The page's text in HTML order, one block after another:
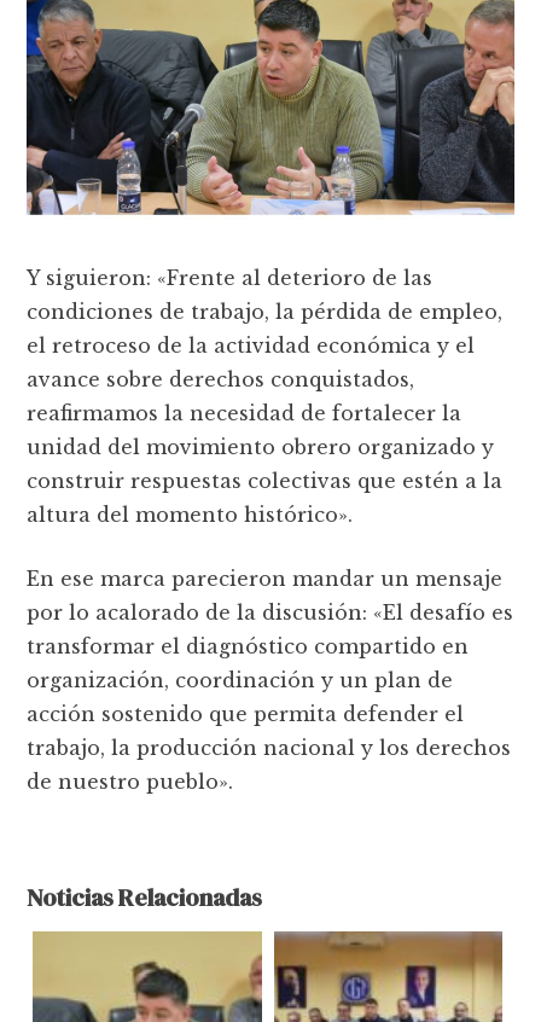
Y siguieron: «Frente al deterioro de las
condiciones de trabajo, la pérdida de empleo,
el retroceso de la actividad económica y el
avance sobre derechos conquistados,
reafirmamos la necesidad de fortalecer la
unidad del movimiento obrero organizado y
construir respuestas colectivas que estén a la
altura del momento histórico».
En ese marca parecieron mandar un mensaje
por lo acalorado de la discusión: «El desafío es
transformar el diagnóstico compartido en
organización, coordinación y un plan de
acción sostenido que permita defender el
trabajo, la producción nacional y los derechos
de nuestro pueblo».
Noticias Relacionadas